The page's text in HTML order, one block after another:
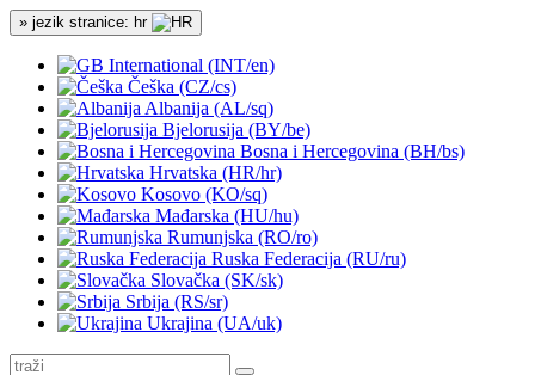
» jezik stranice: hr
International (INT/en)
Češka (CZ/cs)
Albanija (AL/sq)
Bjelorusija (BY/be)
Bosna i Hercegovina (BH/bs)
Hrvatska (HR/hr)
Kosovo (KO/sq)
Mađarska (HU/hu)
Rumunjska (RO/ro)
Ruska Federacija (RU/ru)
Slovačka (SK/sk)
Srbija (RS/sr)
Ukrajina (UA/uk)